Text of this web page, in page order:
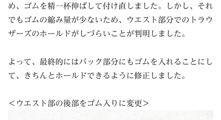
め、ゴムを精一杯伸ばして付け直しました。しかし、それ
でもゴムの縮み量が少ないため、ウエスト部分でのトラウ
ザーズのホールドがしづらいことが判明しました。
よって、最終的にはバック部分にもゴムを入れることにし
て、きちんとホールドできるように修正しました。
＜ウエスト部の後部をゴム入りに変更＞